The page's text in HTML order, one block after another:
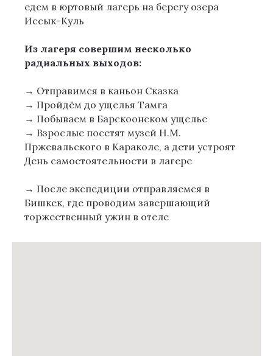
едем в юртовый лагерь на берегу озера
Иссык-Куль
Из лагеря совершим несколько
радиальных выходов:
→ Отправимся в каньон Сказка
→ Пройдём до ущелья Тамга
→ Побываем в Барскоонском ущелье
→ Взрослые посетят музей Н.М.
Пржевальского в Караколе, а дети устроят
День самостоятельности в лагере
→ После экспедиции отправляемся в
Бишкек, где проводим завершающий
торжественный ужин в отеле